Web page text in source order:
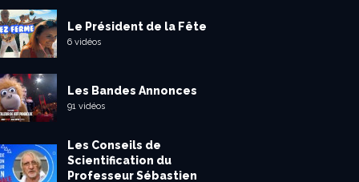
Le Président de la Fête
6 vidéos
Les Bandes Annonces
91 vidéos
Les Conseils de
Scientification du
Professeur Sébastien